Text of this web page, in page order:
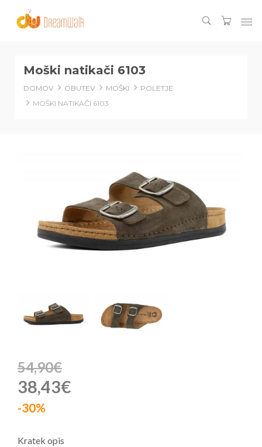
Moški natikači 6103
DOMOV OBUTEV MOŠKI
POLETJE
MOŠKI NATIKAČI 6103
54,90€
38,43€
-30%
Kratek opis